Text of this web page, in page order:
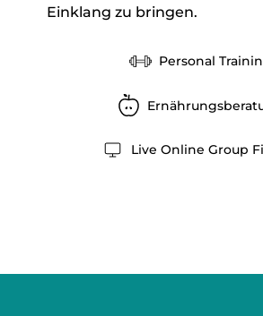
Einklang zu bringen.
Personal
Live Online Group